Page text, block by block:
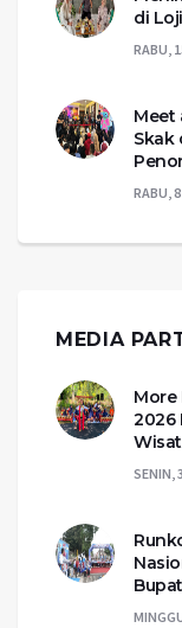
di
RABU,
Meet
Skak
RABU,
MEDIA
More
2026
SENIN,